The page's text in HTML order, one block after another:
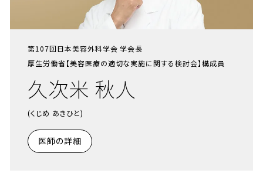
第107回日本美容外科学会 学会長
厚生労働省【美容医療の適切な実施に関する検討会】構成員
久次米 秋人
(くじめ あきひと)
医師の詳細